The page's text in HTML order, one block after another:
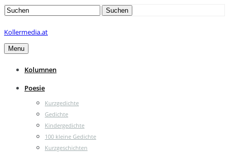
Search
Suchen
Kollermedia.at
Menu
Kolumnen
Poesie
Kurzgedichte
Gedichte
Kindergedichte
100 kleine Gedichte
Kurzgeschichten